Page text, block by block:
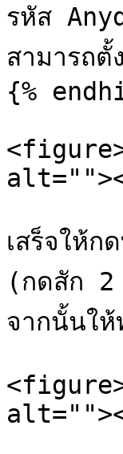
รหัส
สามารถตั้
{%
เสร็จให้
(กดสัก 2
จากนั้นใ